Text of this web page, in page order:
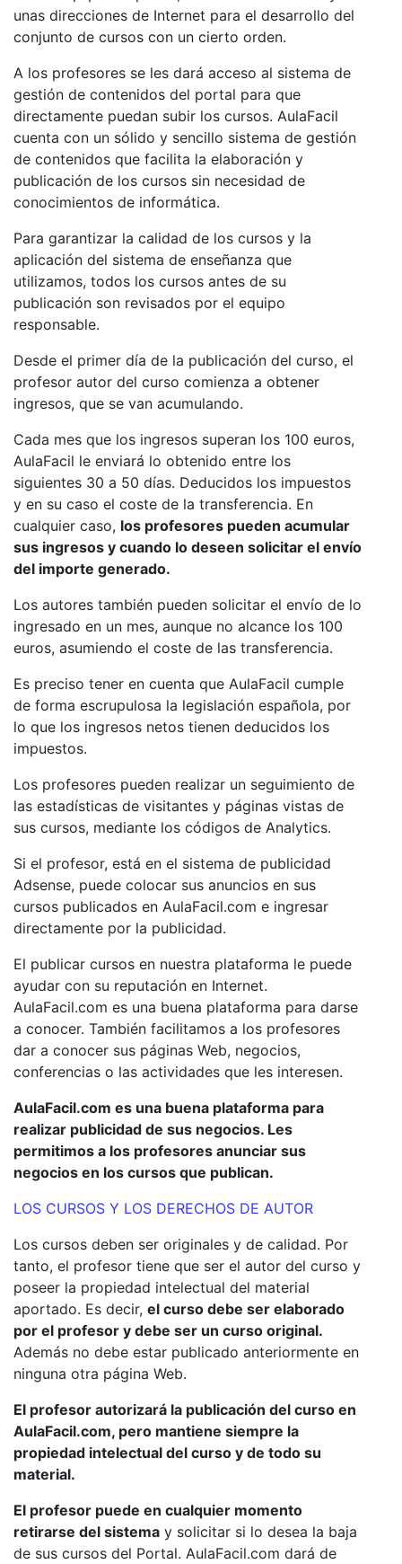
unas direcciones de Internet para el desarrollo del
conjunto de cursos con un cierto orden.
A los profesores se les dará acceso al sistema de
gestión de contenidos del portal para que
directamente puedan subir los cursos. AulaFacil
cuenta con un sólido y sencillo sistema de gestión
de contenidos que facilita la elaboración y
publicación de los cursos sin necesidad de
conocimientos de informática.
Para garantizar la calidad de los cursos y la
aplicación del sistema de enseñanza que
utilizamos, todos los cursos antes de su
publicación son revisados por el equipo
responsable.
Desde el primer día de la publicación del curso, el
profesor autor del curso comienza a obtener
ingresos, que se van acumulando.
Cada mes que los ingresos superan los 100 euros,
AulaFacil le enviará lo obtenido entre los
siguientes 30 a 50 días. Deducidos los impuestos
y en su caso el coste de la transferencia. En
cualquier caso, los profesores pueden acumular
sus ingresos y cuando lo deseen solicitar el envío
del importe generado.
Los autores también pueden solicitar el envío de lo
ingresado en un mes, aunque no alcance los 100
euros, asumiendo el coste de las transferencia.
Es preciso tener en cuenta que AulaFacil cumple
de forma escrupulosa la legislación española, por
lo que los ingresos netos tienen deducidos los
impuestos.
Los profesores pueden realizar un seguimiento de
las estadísticas de visitantes y páginas vistas de
sus cursos, mediante los códigos de Analytics.
Si el profesor, está en el sistema de publicidad
Adsense, puede colocar sus anuncios en sus
cursos publicados en AulaFacil.com e ingresar
directamente por la publicidad.
El publicar cursos en nuestra plataforma le puede
ayudar con su reputación en Internet.
AulaFacil.com es una buena plataforma para darse
a conocer. También facilitamos a los profesores
dar a conocer sus páginas Web, negocios,
conferencias o las actividades que les interesen.
AulaFacil.com es una buena plataforma para
realizar publicidad de sus negocios. Les
permitimos a los profesores anunciar sus
negocios en los cursos que publican.
LOS CURSOS Y LOS DERECHOS DE AUTOR
Los cursos deben ser originales y de calidad. Por
tanto, el profesor tiene que ser el autor del curso y
poseer la propiedad intelectual del material
aportado. Es decir, el curso debe ser elaborado
por el profesor y debe ser un curso original.
Además no debe estar publicado anteriormente en
ninguna otra página Web.
El profesor autorizará la publicación del curso en
AulaFacil.com, pero mantiene siempre la
propiedad intelectual del curso y de todo su
material.
El profesor puede en cualquier momento
retirarse del sistema y solicitar si lo desea la baja
de sus cursos del Portal. AulaFacil.com dará de